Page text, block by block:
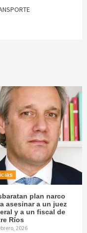
plan narco
asesinar a un juez
y a un fiscal de
Ríos
2026